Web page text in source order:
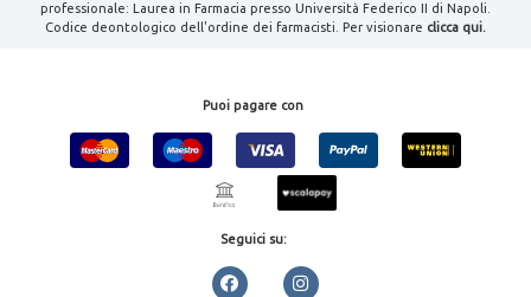
professionale: Laurea in Farmacia presso Università Federico II di Napoli.
Codice deontologico dell'ordine dei farmacisti. Per visionare clicca qui.
Puoi pagare con
Seguici su: